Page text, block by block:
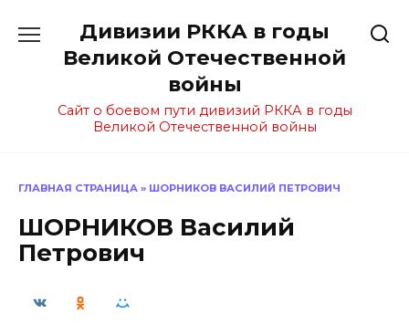
содержанию
Дивизии РККА в годы
Великой Отечественной
войны
Сайт о боевом пути дивизий РККА в годы
Великой Отечественной войны
ГЛАВНАЯ СТРАНИЦА » ШОРНИКОВ ВАСИЛИЙ ПЕТРОВИЧ
ШОРНИКОВ Василий
Петрович